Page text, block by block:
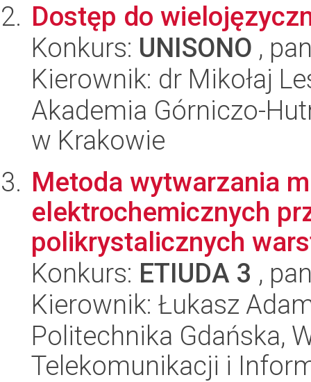
Dostęp do
Konkurs: UNISONO ,
Kierownik: dr Mikołaj
Akademia Górniczo-
w Krakowie
Metoda wytwarzania
elektrochemicznych
polikrystalicznych
Konkurs: ETIUDA 3 ,
Kierownik: Łukasz
Politechnika Gdańska,
Telekomunikacji i